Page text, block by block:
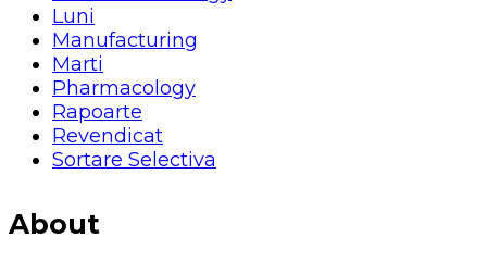
Luni
Manufacturing
Marti
Pharmacology
Rapoarte
Revendicat
Sortare Selectiva
About